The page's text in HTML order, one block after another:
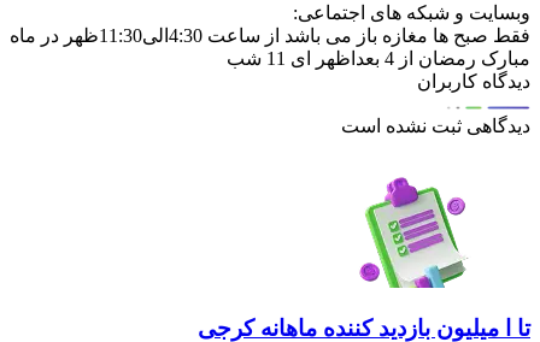
وبسایت و شبکه های اجتماعی:
فقط صبح ها مغازه باز می باشد از ساعت 4:30الی11:30ظهر در ماه
مبارک رمضان از 4 بعداظهر ای 11 شب
دیدگاه کاربران
دیدگاهی ثبت نشده است
تا ا میلیون بازدید کننده ماهانه کرجی